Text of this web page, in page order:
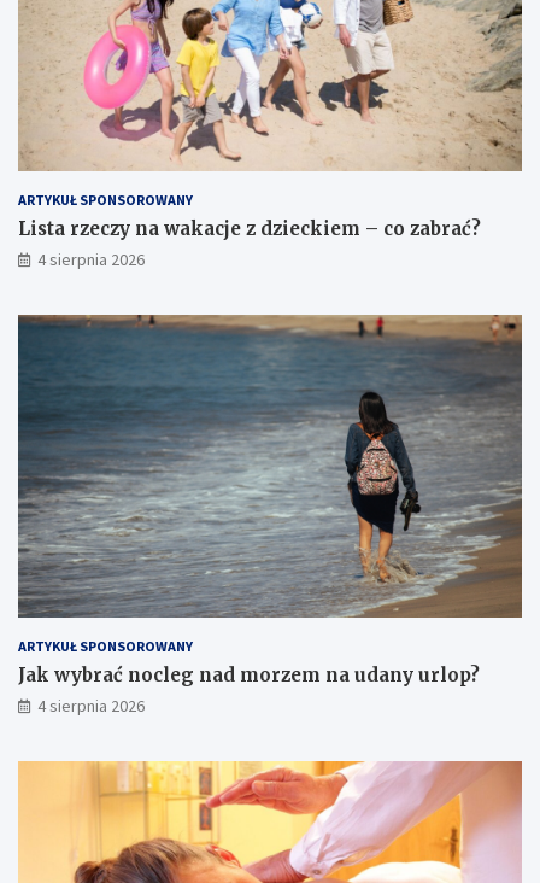
ARTYKUŁ SPONSOROWANY
Lista rzeczy na wakacje z dzieckiem – co zabrać?
4 sierpnia 2026
ARTYKUŁ SPONSOROWANY
Jak wybrać nocleg nad morzem na udany urlop?
4 sierpnia 2026